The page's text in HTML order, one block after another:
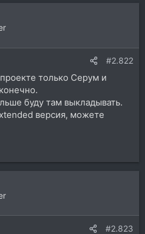
#2.822
только Серум и
буду там выкладывать.
версия, можете
#2.823